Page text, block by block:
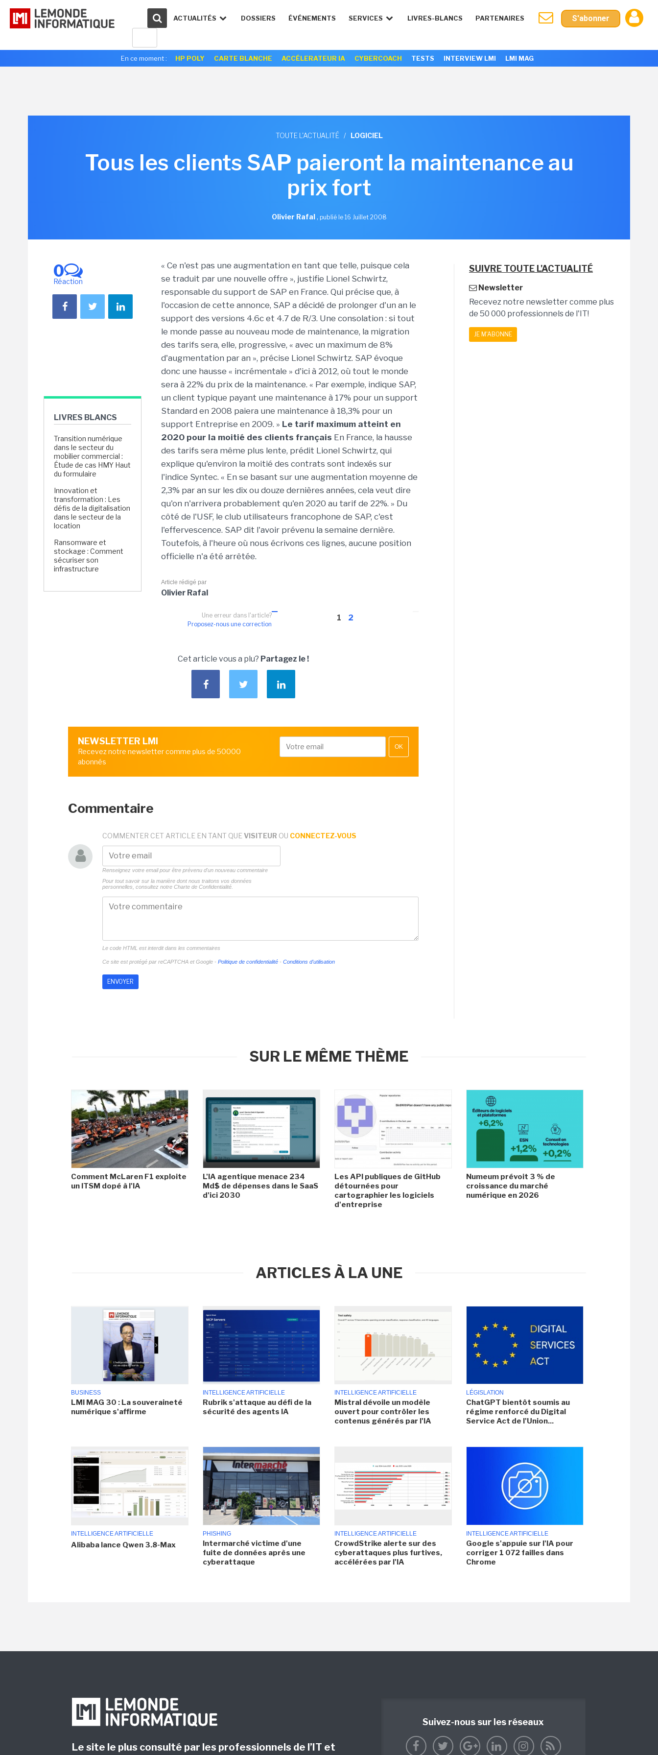
ACTUALITÉS DOSSIERS ÉVÉNEMENTS SERVICES LIVRES-BLANCS PARTENAIRES S'abonner
En ce moment : HP POLY CARTE BLANCHE ACCÉLERATEUR IA CYBERCOACH TESTS INTERVIEW LMI LMI MAG
TOUTE L'ACTUALITÉ / LOGICIEL
Tous les clients SAP paieront la maintenance au
prix fort
Olivier Rafal, publié le 16 Juillet 2008
0
Réaction
LIVRES BLANCS
Transition numérique
dans le secteur du
mobilier commercial :
Étude de cas HMY Haut
du formulaire
Innovation et
transformation : Les
défis de la digitalisation
dans le secteur de la
location
Ransomware et
stockage : Comment
sécuriser son
infrastructure
« Ce n'est pas une augmentation en tant que telle, puisque cela
se traduit par une nouvelle offre », justifie Lionel Schwirtz,
responsable du support de SAP en France. Qui précise que, à
l'occasion de cette annonce, SAP a décidé de prolonger d'un an le
support des versions 4.6c et 4.7 de R/3. Une consolation : si tout
le monde passe au nouveau mode de maintenance, la migration
des tarifs sera, elle, progressive, « avec un maximum de 8%
d'augmentation par an », précise Lionel Schwirtz. SAP évoque
donc une hausse « incrémentale » d'ici à 2012, où tout le monde
sera à 22% du prix de la maintenance. « Par exemple, indique SAP,
un client typique payant une maintenance à 17% pour un support
Standard en 2008 paiera une maintenance à 18,3% pour un
support Entreprise en 2009. » Le tarif maximum atteint en
2020 pour la moitié des clients français En France, la hausse
des tarifs sera même plus lente, prédit Lionel Schwirtz, qui
explique qu'environ la moitié des contrats sont indexés sur
l'indice Syntec. « En se basant sur une augmentation moyenne de
2,3% par an sur les dix ou douze dernières années, cela veut dire
qu'on n'arrivera probablement qu'en 2020 au tarif de 22%. » Du
côté de l'USF, le club utilisateurs francophone de SAP, c'est
l'effervescence. SAP dit l'avoir prévenu la semaine dernière.
Toutefois, à l'heure où nous écrivons ces lignes, aucune position
officielle n'a été arrêtée.
1 2
Une erreur dans l'article?
Proposez-nous une correction
Article rédigé par
Olivier Rafal
Cet article vous a plu? Partagez le !
NEWSLETTER LMI
Recevez notre newsletter comme plus de 50000
abonnés
OK
Commentaire
COMMENTER CET ARTICLE EN TANT QUE VISITEUR OU CONNECTEZ-VOUS
Renseignez votre email pour être prévenu d'un nouveau commentaire
Pour tout savoir sur la manière dont nous traitons vos données
personnelles, consultez notre Charte de Confidentialité.
Le code HTML est interdit dans les commentaires
Ce site est protégé par reCAPTCHA et Google - Politique de confidentialité - Conditions d'utilisation
SUIVRE TOUTE L'ACTUALITÉ
Newsletter
Recevez notre newsletter comme plus
de 50 000 professionnels de l'IT!
JE M'ABONNE
SUR LE MÊME THÈME
Comment McLaren F1 exploite
un ITSM dopé à l'IA
L'IA agentique menace 234
Md$ de dépenses dans le SaaS
d'ici 2030
Les API publiques de GitHub
détournées pour
cartographier les logiciels
d'entreprise
Numeum prévoit 3 % de
croissance du marché
numérique en 2026
ARTICLES À LA UNE
BUSINESS
LMI MAG 30 : La souveraineté
numérique s'affirme
INTELLIGENCE ARTIFICIELLE
Rubrik s'attaque au défi de la
sécurité des agents IA
INTELLIGENCE ARTIFICIELLE
Mistral dévoile un modèle
ouvert pour contrôler les
contenus générés par l'IA
LÉGISLATION
ChatGPT bientôt soumis au
régime renforcé du Digital
Service Act de l'Union...
INTELLIGENCE ARTIFICIELLE
Alibaba lance Qwen 3.8-Max
PHISHING
Intermarché victime d'une
fuite de données après une
cyberattaque
INTELLIGENCE ARTIFICIELLE
CrowdStrike alerte sur des
cyberattaques plus furtives,
accélérées par l'IA
INTELLIGENCE ARTIFICIELLE
Google s'appuie sur l'IA pour
corriger 1 072 failles dans
Chrome
Le site le plus consulté par les professionnels de l’IT et
Suivez-nous sur les réseaux